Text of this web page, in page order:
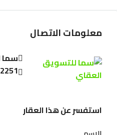
معلومات الاتصال
سما
استفسر عن هذا العقار